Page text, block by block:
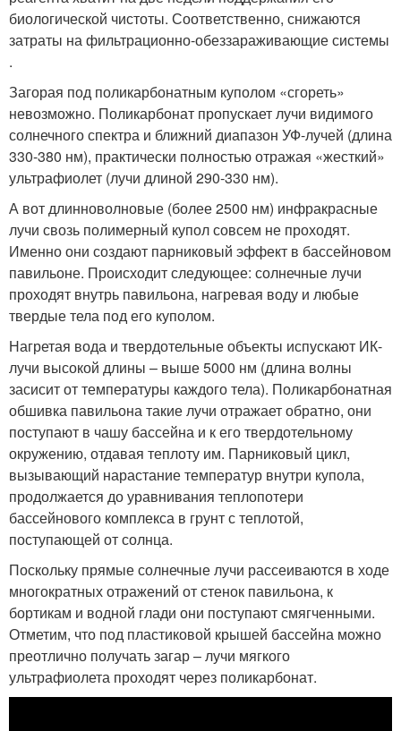
биологической чистоты. Соответственно, снижаются
затраты на фильтрационно-обеззараживающие системы
.
Загорая под поликарбонатным куполом «сгореть»
невозможно. Поликарбонат пропускает лучи видимого
солнечного спектра и ближний диапазон УФ-лучей (длина
330-380 нм), практически полностью отражая «жесткий»
ультрафиолет (лучи длиной 290-330 нм).
А вот длинноволновые (более 2500 нм) инфракрасные
лучи свозь полимерный купол совсем не проходят.
Именно они создают парниковый эффект в бассейновом
павильоне. Происходит следующее: солнечные лучи
проходят внутрь павильона, нагревая воду и любые
твердые тела под его куполом.
Нагретая вода и твердотельные объекты испускают ИК-
лучи высокой длины – выше 5000 нм (длина волны
засисит от температуры каждого тела). Поликарбонатная
обшивка павильона такие лучи отражает обратно, они
поступают в чашу бассейна и к его твердотельному
окружению, отдавая теплоту им. Парниковый цикл,
вызывающий нарастание температур внутри купола,
продолжается до уравнивания теплопотери
бассейнового комплекса в грунт с теплотой,
поступающей от солнца.
Поскольку прямые солнечные лучи рассеиваются в ходе
многократных отражений от стенок павильона, к
бортикам и водной глади они поступают смягченными.
Отметим, что под пластиковой крышей бассейна можно
преотлично получать загар – лучи мягкого
ультрафиолета проходят через поликарбонат.